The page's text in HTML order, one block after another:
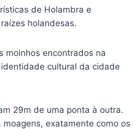
de Holambra e
holandesas.
moinhos encontrados na
cultural da cidade
29m de uma ponta à outra.
exatamente como os